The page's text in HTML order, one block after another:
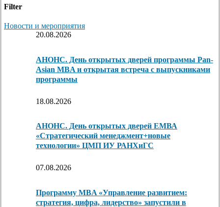
Filter
Новости и мероприятия
20.08.2026
АНОНС. День открытых дверей программы Pan-
Asian MBA и открытая встреча с выпускниками
программы
18.08.2026
АНОНС. День открытых дверей ЕМВА
«Стратегический менеджмент+новые
технологии» ЦМП ИУ РАНХиГС
07.08.2026
Программу MBA «Управление развитием:
стратегия, цифра, лидерство» запустили в